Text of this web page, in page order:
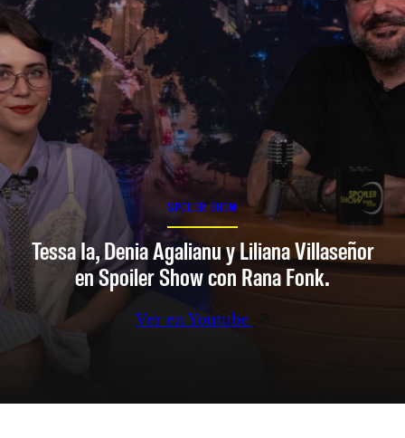
SPOILER SHOW
Tessa Ia, Denia Agalianu y Liliana Villaseñor
en Spoiler Show con Rana Fonk.
Ver en Youtube